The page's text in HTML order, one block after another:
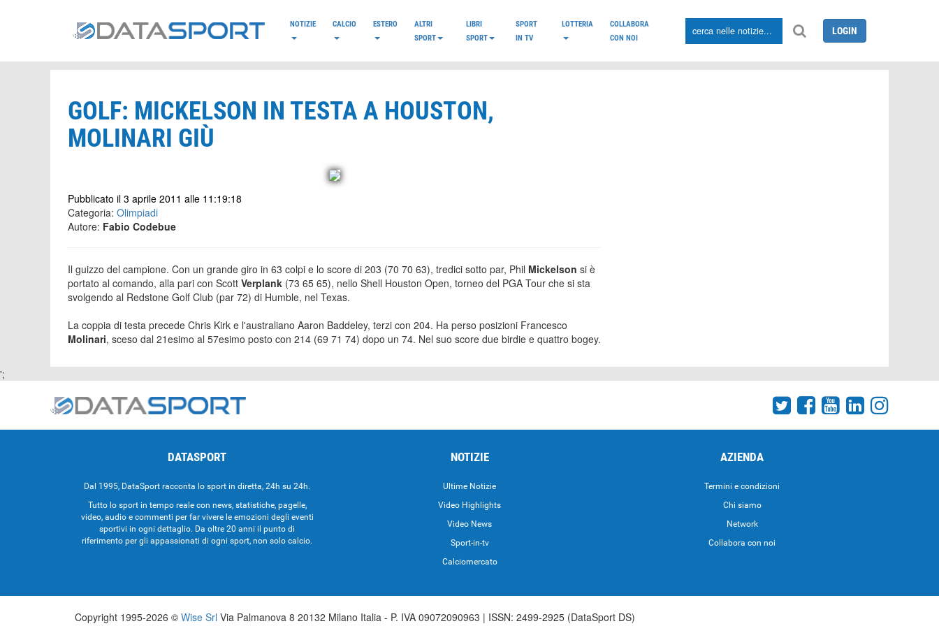
NOTIZIE CALCIO ESTERO
ALTRI
SPORT
LIBRI
SPORT
SPORT
IN TV
LOTTERIA
COLLABORA
CON NOI
LOGIN
GOLF: MICKELSON IN TESTA A HOUSTON,
MOLINARI GIÙ
Pubblicato il 3 aprile 2011 alle 11:19:18
Categoria: Olimpiadi
Autore: Fabio Codebue
Il guizzo del campione. Con un grande giro in 63 colpi e lo score di 203 (70 70 63), tredici sotto par, Phil Mickelson si è
portato al comando, alla pari con Scott Verplank (73 65 65), nello Shell Houston Open, torneo del PGA Tour che si sta
svolgendo al Redstone Golf Club (par 72) di Humble, nel Texas.
La coppia di testa precede Chris Kirk e l'australiano Aaron Baddeley, terzi con 204. Ha perso posizioni Francesco
Molinari, sceso dal 21esimo al 57esimo posto con 214 (69 71 74) dopo un 74. Nel suo score due birdie e quattro bogey.
';
DATASPORT
Dal 1995, DataSport racconta lo sport in diretta, 24h su 24h.
Tutto lo sport in tempo reale con news, statistiche, pagelle,
video, audio e commenti per far vivere le emozioni degli eventi
sportivi in ogni dettaglio. Da oltre 20 anni il punto di
riferimento per gli appassionati di ogni sport, non solo calcio.
NOTIZIE
Ultime Notizie
Video Highlights
Video News
Sport-in-tv
Calciomercato
AZIENDA
Termini e condizioni
Chi siamo
Network
Collabora con noi
Copyright 1995-2026 © Wise Srl Via Palmanova 8 20132 Milano Italia - P. IVA 09072090963 | ISSN: 2499-2925 (DataSport DS)